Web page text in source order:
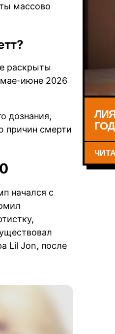
массово
раскрыты
мае-июне 2026
дознания,
причин смерти
начался с
Lil Jon, после